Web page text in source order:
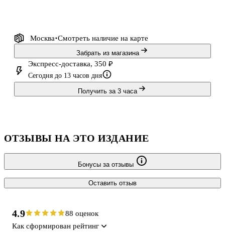
Москва Смотреть наличие на карте
Забрать из магазина
Экспресс-доставка, 350 ₽
Сегодня до 13 часов дня
Получить за 3 часа
ОТЗЫВЫ НА ЭТО ИЗДАНИЕ
Бонусы за отзывы
Оставить отзыв
4.9
88 оценок
Как сформирован рейтинг